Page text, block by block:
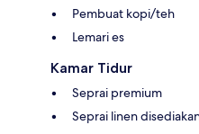
Pembuat kopi/teh
Lemari es
Kamar Tidur
Seprai premium
Seprai linen